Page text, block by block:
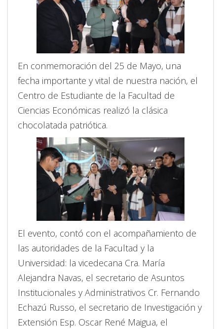
En conmemoración del 25 de Mayo, una
fecha importante y vital de nuestra nación, el
Centro de Estudiante de la Facultad de
Ciencias Económicas realizó la clásica
chocolatada patriótica.
El evento, contó con el acompañamiento de
las autoridades de la Facultad y la
Universidad: la vicedecana Cra. María
Alejandra Navas, el secretario de Asuntos
Institucionales y Administrativos Cr. Fernando
Echazú Russo, el secretario de Investigación y
Extensión Esp. Oscar René Maigua, el